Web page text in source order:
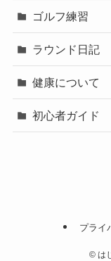
ゴルフ練習
ラウンド日記
健康について
初心者ガイド
プライ
©は